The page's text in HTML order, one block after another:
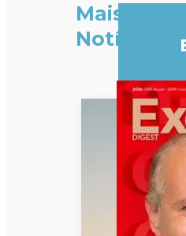
Mais
Notícias